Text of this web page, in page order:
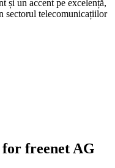
și un accent pe excelență,
sectorul telecomunicațiilor
freenet AG